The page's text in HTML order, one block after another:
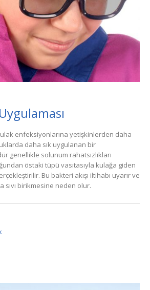
enfeksiyonlarına yetişkinlerden daha
daha sık uygulanan bir
genellikle solunum rahatsızlıkları
östaki tüpü vasıtasıyla kulağa giden
Bu bakteri akışı iltihabı uyarır ve
sıvı birikmesine neden olur.